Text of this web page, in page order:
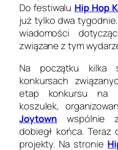
Do festiwalu Hip Hop
już tylko dwa
wiadomości
związane z tym
Na początku kilka
konkursach
etap konkursu na
koszulek,
Joytown wspólnie
dobiegł końca. Teraz
projekty. Na stronie